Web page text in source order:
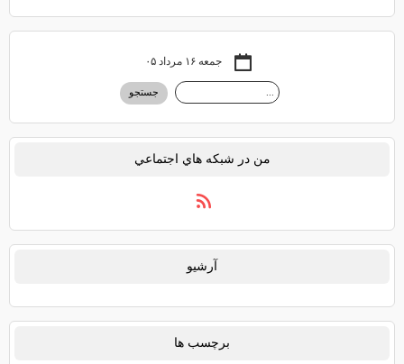
جمعه ۱۶ مرداد ۰۵
من در شبكه هاي اجتماعي
آرشيو
برچسب ها